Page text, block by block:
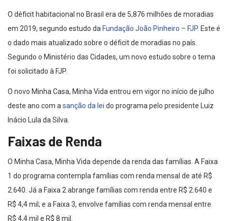
O déficit habitacional no Brasil era de 5,876 milhões de moradias
em 2019, segundo estudo da Fundação João Pinheiro – FJP. Este é
o dado mais atualizado sobre o déficit de moradias no país.
Segundo o Ministério das Cidades, um novo estudo sobre o tema
foi solicitado à FJP.
O novo Minha Casa, Minha Vida entrou em vigor no início de julho
deste ano com a sanção da lei do programa pelo presidente Luiz
Inácio Lula da Silva.
Faixas de Renda
O Minha Casa, Minha Vida depende da renda das famílias. A Faixa
1 do programa contempla famílias com renda mensal de até R$
2.640. Já a Faixa 2 abrange famílias com renda entre R$ 2.640 e
R$ 4,4 mil; e a Faixa 3, envolve famílias com renda mensal entre
R$ 4,4 mil e R$ 8 mil.